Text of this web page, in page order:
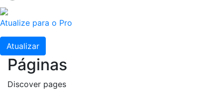
Atualize para o Pro
Atualizar
Páginas
Discover pages